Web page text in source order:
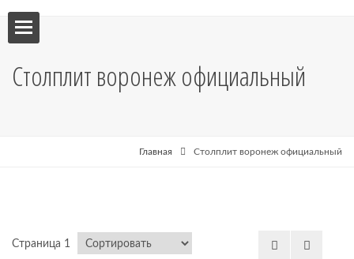
Столплит воронеж официальный
Главная Столплит воронеж официальный
Страница 1